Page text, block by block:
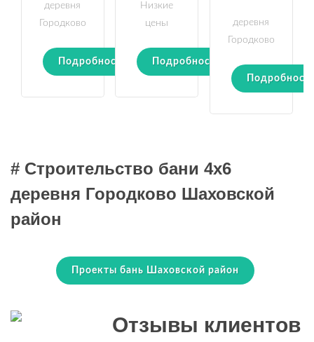
деревня
Городково
Подробности
Низкие
цены
Подробности
деревня
Городково
# Строительство бани 4х6
деревня Городково Шаховской
район
Проекты бань Шаховской район
Отзывы клиентов